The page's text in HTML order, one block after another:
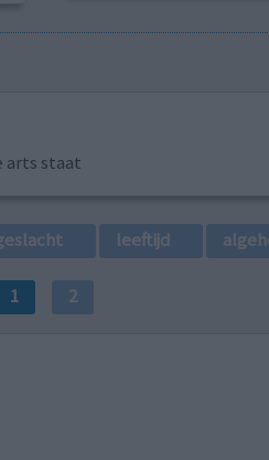
arts staat
leeftijd
1 2